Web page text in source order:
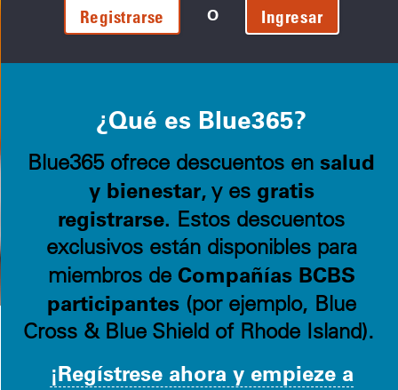
Registrarse O Ingresar
¿Qué es Blue365?
Blue365 ofrece descuentos ensalud
y bienestar, y es gratis
registrarse. Estos descuentos
exclusivos están disponibles para
miembros de Compañías BCBS
participantes(por ejemplo, Blue
Cross & Blue Shield of Rhode Island).
¡Regístrese ahora y empieze a